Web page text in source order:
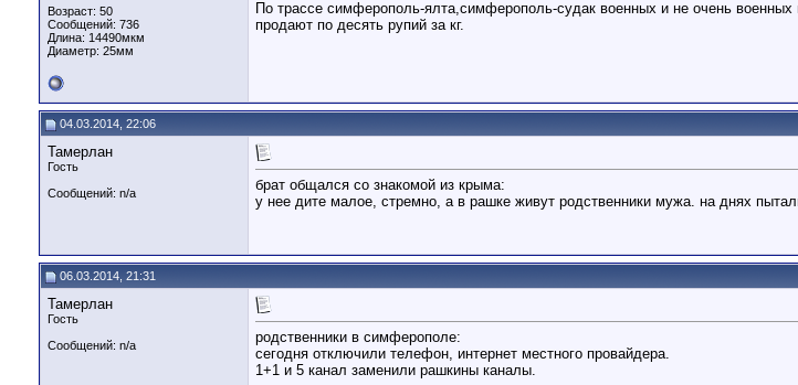
Возраст: 50
Сообщений: 736
Длина: 14490мкм
Диаметр: 25мм
По трассе симферополь-ялта,симферополь-судак военных и не очень
продают по десять рупий за кг.
04.03.2014, 22:06
Тамерлан
Гость
Сообщений: n/a
брат общался со знакомой из крыма:
у нее дите малое, стремно, а в рашке живут родственники мужа. на днях
06.03.2014, 21:31
Тамерлан
Гость
Сообщений: n/a
родственники в симферополе:
сегодня отключили телефон, интернет местного провайдера.
1+1 и 5 канал заменили рашкины каналы.